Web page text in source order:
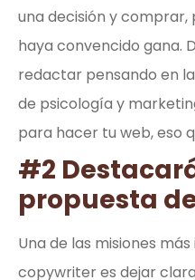
una decisión y comprar,
haya convencido gana.
redactar pensando en
de psicología y
para hacer tu web, eso
#2
propuesta
Una de las misiones
copywriter es dejar